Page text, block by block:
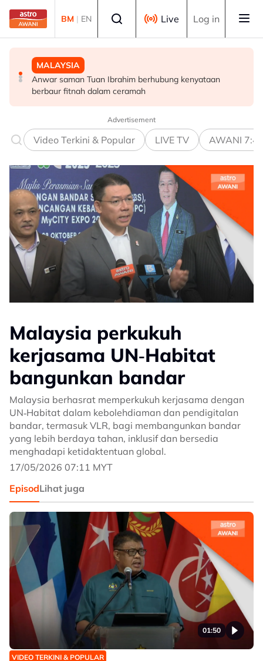
Skip to main content
BM | EN Live Log in
MALAYSIA
Anwar saman Tuan Ibrahim berhubung kenyataan
berbaur fitnah dalam ceramah
DUNIA
Australia siasat insiden kedua pesawat nyaris
bertembung di Sydney dalam tempoh dua minggu
BISNES
Ringgit kekal ditutup kukuh berbanding dolar AS
Advertisement
Video Terkini & Popular LIVE TV AWANI
Malaysia perkukuh
kerjasama UN‑Habitat
bangunkan bandar
Malaysia berhasrat memperkukuh kerjasama dengan
UN‑Habitat dalam kebolehdiaman dan pendigitalan
bandar, termasuk VLR, bagi membangunkan bandar
yang lebih berdaya tahan, inklusif dan bersedia
menghadapi ketidaktentuan global.
17/05/2026 07:11 MYT
EpisodLihat juga
01:50
VIDEO TERKINI & POPULAR